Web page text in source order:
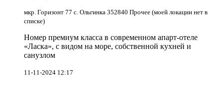
мкр. Горизонт 77 с. Ольгинка 352840 Прочее (моей локации нет в
списке)
Номер премиум класса в современном апарт-отеле
«Ласка», с видом на море, собственной кухней и
санузлом
11-11-2024 12:17